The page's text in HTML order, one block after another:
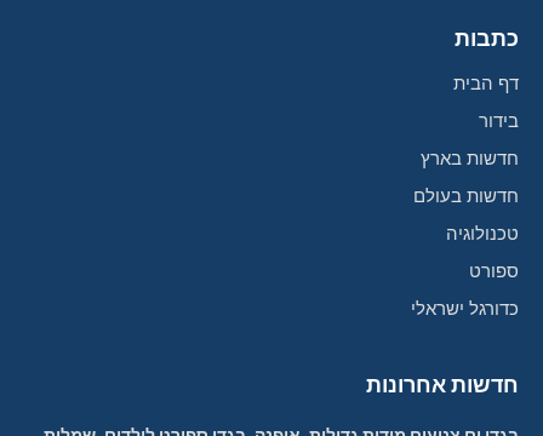
כתבות
דף הבית
בידור
חדשות בארץ
חדשות בעולם
טכנולוגיה
ספורט
כדורגל ישראלי
חדשות אחרונות